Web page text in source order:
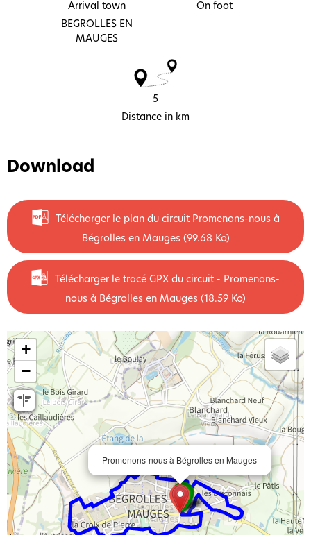
Arrival town
BEGROLLES EN
MAUGES
On foot
5
Distance in km
Download
Télécharger le plan du circuit Promenons-nous à
Bégrolles en Mauges (99.68 Ko)
Télécharger le tracé GPX du circuit - Promenons-
nous à Bégrolles en Mauges (18.59 Ko)
Promenons-nous à Bégrolles en Mauges
+
−